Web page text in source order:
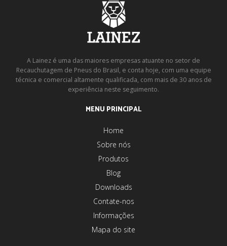
A Lainez é uma das maiores empresas atuante no setor de
Recauchutagem de Pneus do Brasil, e conta hoje, com uma equipe
técnica e comercial altamente qualificada, com mais de 30 anos de
experiência neste seguimento.
MENU PRINCIPAL
Home
Sobre nós
Produtos
Blog
Downloads
Contate-nos
Informações
Mapa do site